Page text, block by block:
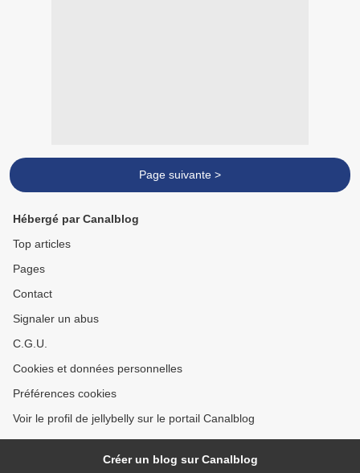
Page suivante >
Hébergé par Canalblog
Top articles
Pages
Contact
Signaler un abus
C.G.U.
Cookies et données personnelles
Préférences cookies
Voir le profil de jellybelly sur le portail Canalblog
Créer un blog sur Canalblog